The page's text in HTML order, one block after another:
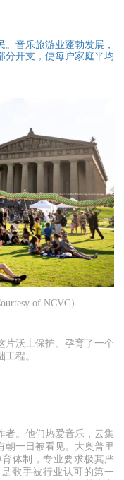
音乐旅游业蓬勃发展，
分开支，使每户家庭平均
of NCVC）
片沃土保护、孕育了一个
程。
者。他们热爱音乐，云集
朝一日被看见。大奥普里
体制，专业要求极其严
歌手被行业认可的第一